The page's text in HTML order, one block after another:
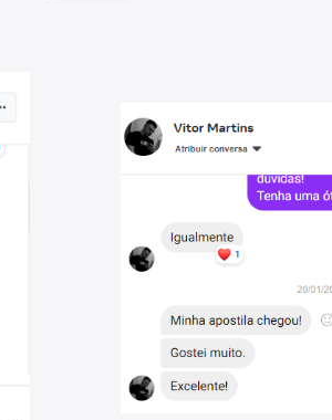
para as áreas que necessitam maior
de Questões - Pref. Itatiba-SP - Auxiliar